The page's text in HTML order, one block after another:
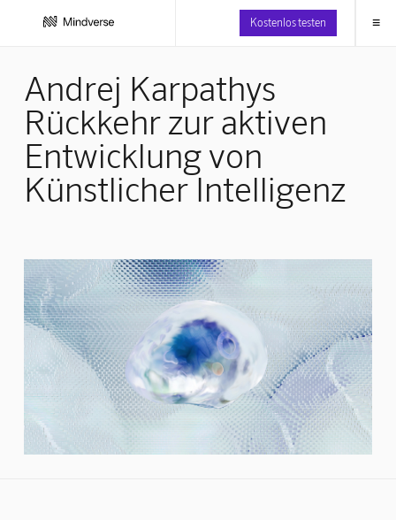
Kostenlos testen ≡
Andrej Karpathys
Rückkehr zur aktiven
Entwicklung von
Künstlicher Intelligenz